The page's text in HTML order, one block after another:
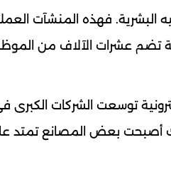
البشرية. فهذه المنشآت
تضم عشرات الآلاف من
توسعت الشركات
أصبحت بعض المصانع تمتد